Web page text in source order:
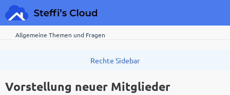
Allgemeine Themen und Fragen
Vorstellung neuer Mitglieder